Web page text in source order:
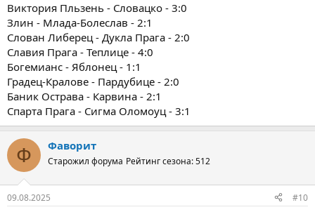
Виктория Пльзень - Словацко - 3:0
Злин - Млада-Болеслав - 2:1
Слован Либерец - Дукла Прага - 2:0
Славия Прага - Теплице - 4:0
Богемианс - Яблонец - 1:1
Градец-Кралове - Пардубице - 2:0
Баник Острава - Карвина - 2:1
Спарта Прага - Сигма Оломоуц - 3:1
Ф Фаворит
Старожил форума Рейтинг сезона: 512
09.08.2025 #10